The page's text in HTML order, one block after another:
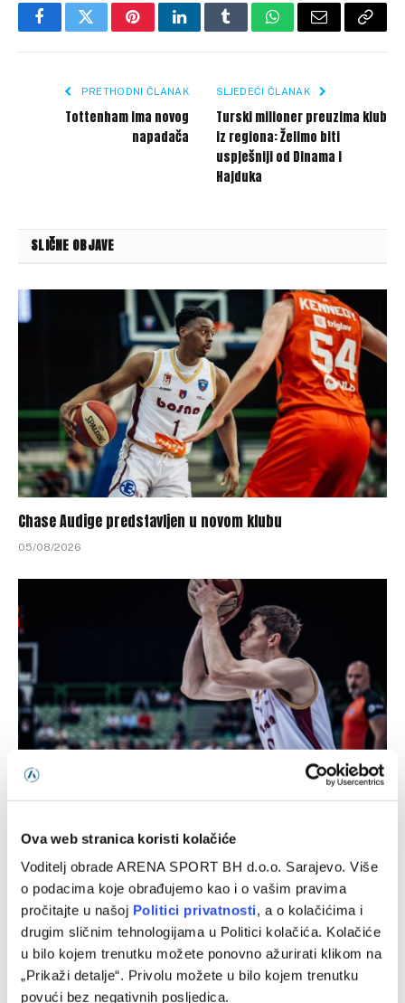
Ova web stranica koristi kolačiće
Voditelj obrade ARENA SPORT BH d.o.o. Sarajevo. Više
o podacima koje obrađujemo kao i o vašim pravima
pročitajte u našoj Politici privatnosti, a o kolačićima i
drugim sličnim tehnologijama u Politici kolačića. Kolačiće
u bilo kojem trenutku možete ponovno ažurirati klikom na
„Prikaži detalje“. Privolu možete u bilo kojem trenutku
povući bez negativnih posljedica.
FacebookTwitterPinterestLinkedInTumblrWhatsApp
Email Copy
PRETHODNI ČLANAK
Tottenham ima novog
napadača
SLJEDEĆI ČLANAK
Turski milioner preuzima klub
iz regiona: Želimo biti
uspješniji od Dinama i
Hajduka
SLIČNE OBJAVE
Chase Audige predstavljen u novom klubu
05/08/2026
04/08/2026